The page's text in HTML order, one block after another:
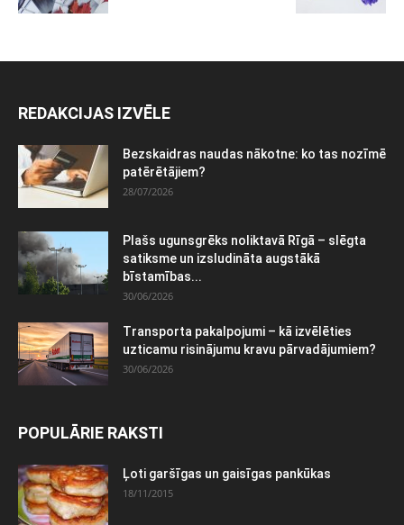
REDAKCIJAS IZVĒLE
Bezskaidras naudas nākotne: ko tas nozīmē
patērētājiem?
28/07/2026
Plašs ugunsgrēks noliktavā Rīgā – slēgta
satiksme un izsludināta augstākā
bīstamības...
30/06/2026
Transporta pakalpojumi – kā izvēlēties
uzticamu risinājumu kravu pārvadājumiem?
30/06/2026
POPULĀRIE RAKSTI
Ļoti garšīgas un gaisīgas pankūkas
18/11/2015